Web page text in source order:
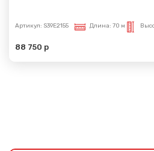
Артикул: S39E2155 Длина: 70 м
88 750 р